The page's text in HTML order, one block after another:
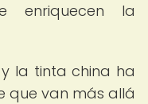
enriquecen la
la tinta china ha
que van más allá